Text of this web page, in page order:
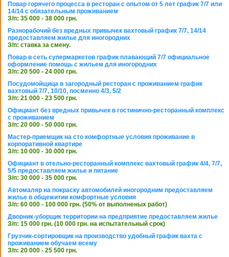
Повар горячего процесса в ресторан с опытом от 5 лет график 7/7 или
14/14 с обязательным проживанием
З/п: 35 000 - 38 000 грн.
Разнорабочий без вредных привычек вахтовый график 7/7, 14/14
предоставляем жилье для иногородних
З/п: ставка за смену.
Повар в сеть супермаркетов график плавающий 7/7 официальное
оформление помощь с жильем для иногородних
З/п: 20 500 - 24 000 грн.
Посудомойщица в загородный ресторан с проживанием график
вахтовый 7/7, 10/10, посменно 4/3, 5/2
З/п: 21 000 - 23 500 грн.
Официант без вредных привычек в гостинично-ресторанный комплекс
с проживанием
З/п: 20 000 - 50 000 грн.
Мастер-приемщик на сто комфортные условия проживание в
корпоративной квартире
З/п: 10 000 - 30 000 грн.
Официант в отельно-ресторанный комплекс вахтовый график 4/4, 7/7,
5/5 предоставляем жилье и питание
З/п: 30 000 - 35 000 грн.
Автомаляр на покраску автомобилей иногородним предоставляем
жилье в общежитии комфортные условия
З/п: 60 000 - 100 000 грн. (50% от выполненых работ)
Дворник-уборщик территории на предприятие предоставляем жилье
З/п: 15 000 грн. (10 000 грн. на испытательный срок)
Грузчик-сортировщик на производство удобный график вахта с
проживанием обучаем всему
З/п: 20 000 - 25 500 грн.